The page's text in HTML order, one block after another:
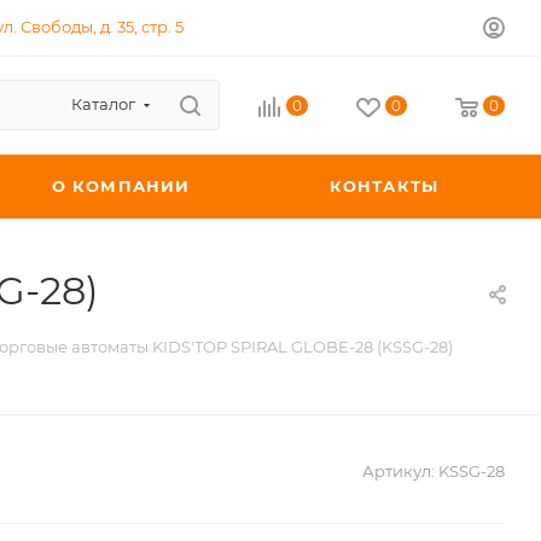
Свободы, д. 35, стр. 5
Каталог 0 0 0
О КОМПАНИИ КОНТАКТЫ
28)
автоматы KIDS'TOP SPIRAL GLOBE-28 (KSSG-28)
Артикул: KSSG-28